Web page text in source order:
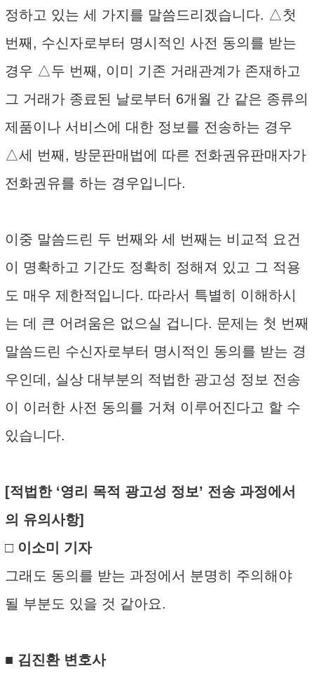
정하고 있는 세 가지를 말씀드리겠습니다. △첫
번째, 수신자로부터 명시적인 사전 동의를 받는
경우 △두 번째, 이미 기존 거래관계가 존재하고
그 거래가 종료된 날로부터 6개월 간 같은 종류의
제품이나 서비스에 대한 정보를 전송하는 경우
△세 번째, 방문판매법에 따른 전화권유판매자가
전화권유를 하는 경우입니다.
이중 말씀드린 두 번째와 세 번째는 비교적 요건
이 명확하고 기간도 정확히 정해져 있고 그 적용
도 매우 제한적입니다. 따라서 특별히 이해하시
는 데 큰 어려움은 없으실 겁니다. 문제는 첫 번째
말씀드린 수신자로부터 명시적인 동의를 받는 경
우인데, 실상 대부분의 적법한 광고성 정보 전송
이 이러한 사전 동의를 거쳐 이루어진다고 할 수
있습니다.
[적법한 ‘영리 목적 광고성 정보’ 전송 과정에서
의 유의사항]
□ 이소미 기자
그래도 동의를 받는 과정에서 분명히 주의해야
될 부분도 있을 것 같아요.
■ 김진환 변호사